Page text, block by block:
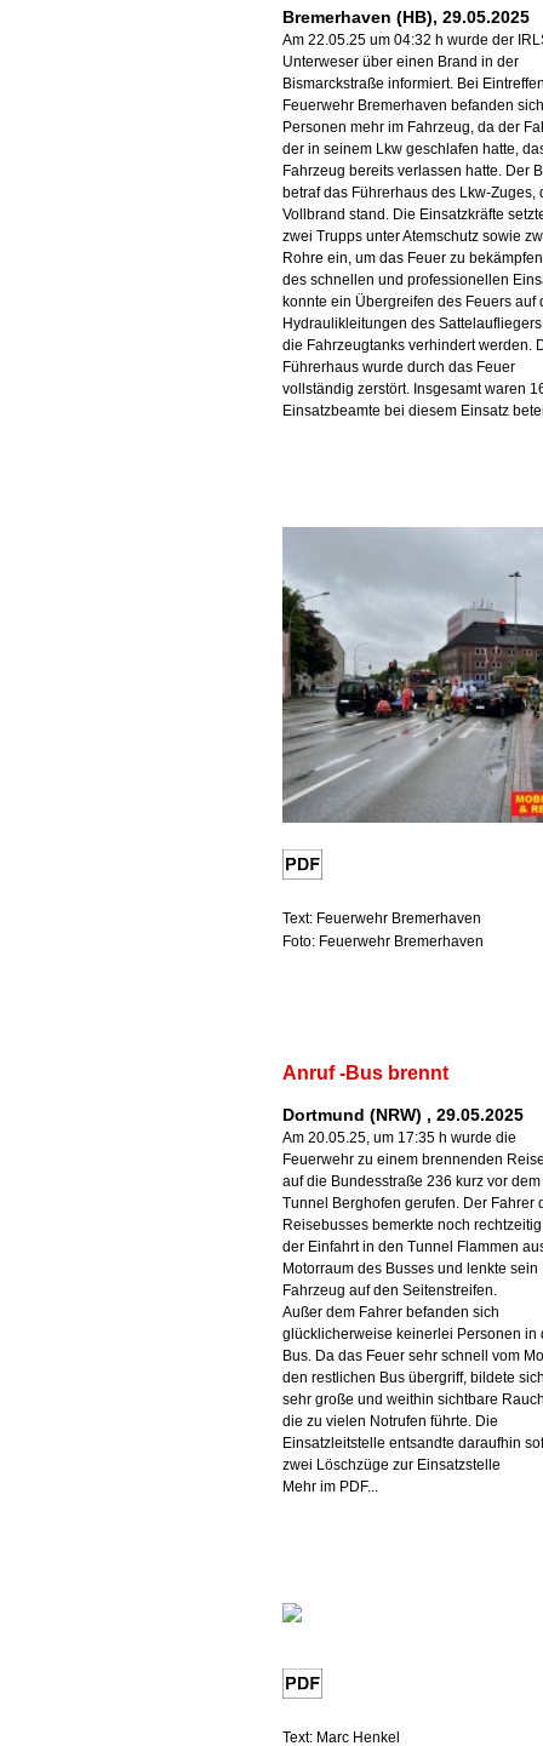
Bremerhaven (HB), 29.05.2025
Am 22.05.25 um 04:32 h wurde der
Unterweser über einen Brand in der
Bismarckstraße informiert. Bei
Feuerwehr Bremerhaven befanden
Personen mehr im Fahrzeug, da der
der in seinem Lkw geschlafen hatte,
Fahrzeug bereits verlassen hatte. Der
betraf das Führerhaus des Lkw-Zuges,
Vollbrand stand. Die Einsatzkräfte
zwei Trupps unter Atemschutz sowie
Rohre ein, um das Feuer zu
des schnellen und professionellen
konnte ein Übergreifen des Feuers auf
Hydraulikleitungen des
die Fahrzeugtanks verhindert werden.
Führerhaus wurde durch das Feuer
vollständig zerstört. Insgesamt waren
Einsatzbeamte bei diesem Einsatz
Text: Feuerwehr Bremerhaven
Foto: Feuerwehr Bremerhaven
Anruf -Bus brennt
Dortmund (NRW) , 29.05.2025
Am 20.05.25, um 17:35 h wurde die
Feuerwehr zu einem brennenden
auf die Bundesstraße 236 kurz vor dem
Tunnel Berghofen gerufen. Der Fahrer
Reisebusses bemerkte noch
der Einfahrt in den Tunnel Flammen
Motorraum des Busses und lenkte sein
Fahrzeug auf den Seitenstreifen.
Außer dem Fahrer befanden sich
glücklicherweise keinerlei Personen in
Bus. Da das Feuer sehr schnell vom
den restlichen Bus übergriff, bildete
sehr große und weithin sichtbare
die zu vielen Notrufen führte. Die
Einsatzleitstelle entsandte daraufhin
zwei Löschzüge zur Einsatzstelle
Mehr im PDF...
Text: Marc Henkel